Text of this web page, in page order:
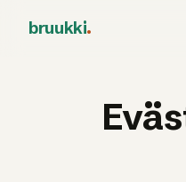
bruukki.